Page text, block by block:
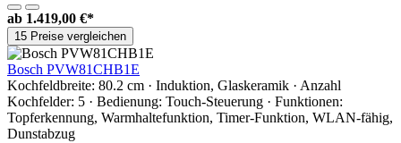
ab 1.419,00 €*
15 Preise vergleichen
Bosch PVW81CHB1E
Kochfeldbreite: 80.2 cm · Induktion, Glaskeramik · Anzahl
Kochfelder: 5 · Bedienung: Touch-Steuerung · Funktionen:
Topferkennung, Warmhaltefunktion, Timer-Funktion, WLAN-fähig,
Dunstabzug